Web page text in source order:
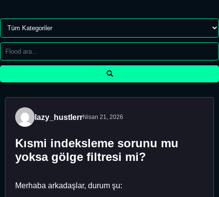
lazy_hustlerrNisan 21, 2026
Kısmi indeksleme sorunu mu
yoksa gölge filtresi mi?
Merhaba arkadaşlar, durum şu: